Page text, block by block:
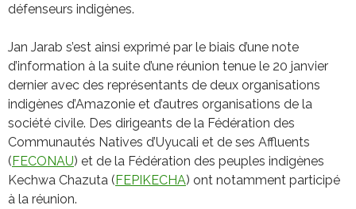
défenseurs indigènes.
Jan Jarab s’est ainsi exprimé par le biais d’une note
d’information à la suite d’une réunion tenue le 20 janvier
dernier avec des représentants de deux organisations
indigènes d’Amazonie et d’autres organisations de la
société civile. Des dirigeants de la Fédération des
Communautés Natives d’Uyucali et de ses Affluents
(FECONAU) et de la Fédération des peuples indigènes
Kechwa Chazuta (FEPIKECHA) ont notamment participé
à la réunion.